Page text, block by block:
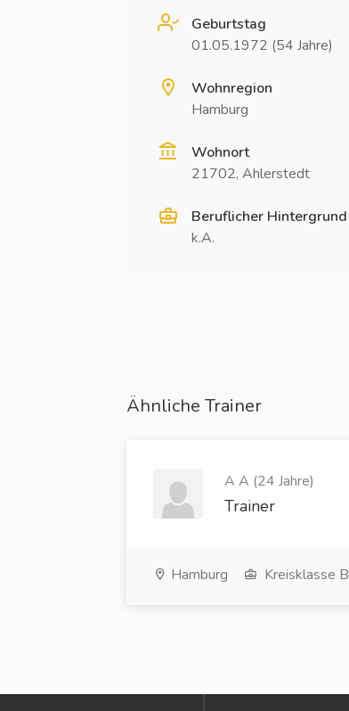
Geburtstag
01.05.1972 (54 Jahre)
Wohnregion
Hamburg
Wohnort
21702, Ahlerstedt
Beruflicher Hintergrund
k.A.
Ähnliche Trainer
A A (24 Jahre)
Trainer
Hamburg Kreisklasse B